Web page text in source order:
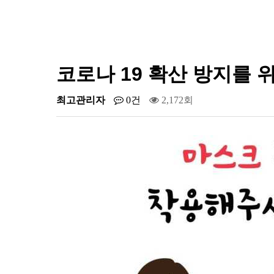
코로나 19 확산 방지를
최고관리자 0건 2,172회